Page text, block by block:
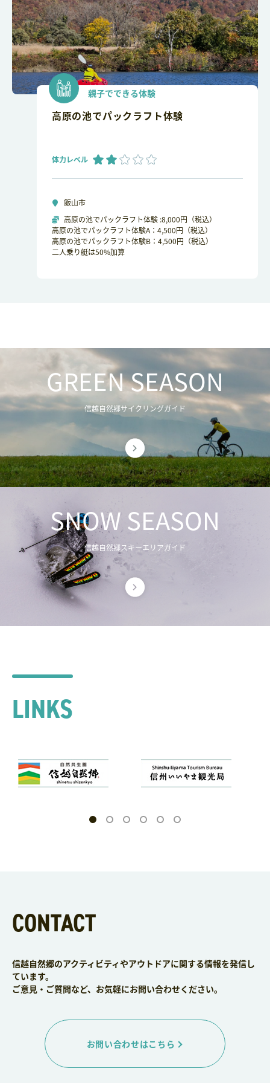
親子でできる体験
高原の池でパックラフト体験
体力レベル
飯山市
高原の池でパックラフト体験 :8,000円（税込）
高原の池でパックラフト体験A：4,500円（税込）
高原の池でパックラフト体験B：4,500円（税込）
二人乗り艇は50%加算
GREEN SEASON
信越自然郷サイクリングガイド
SNOW SEASON
信越自然郷スキーエリアガイド
LINKS
CONTACT
信越自然郷のアクティビティやアウトドアに関する情報を発信し
ています。
ご意見・ご質問など、お気軽にお問い合わせください。
お問い合わせはこちら